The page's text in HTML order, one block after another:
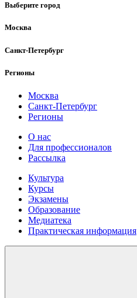
Выберите город
Москва
Санкт-Петербург
Регионы
Москва
Санкт-Петербург
Регионы
О нас
Для профессионалов
Рассылка
Культура
Курсы
Экзамены
Образование
Медиатека
Практическая информация